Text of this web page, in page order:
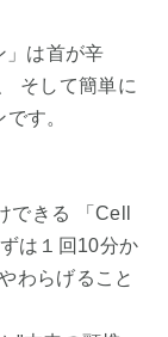
」は首が辛
そして簡単に
す。
できる 「Cell
は１回10分か
わらげること